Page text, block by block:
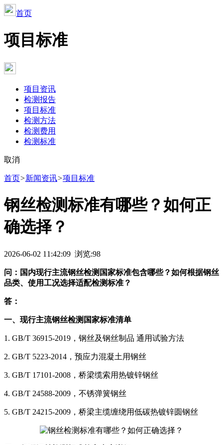
首页
项目标准
项目资讯
检测报告
项目标准
检测方法
检测费用
检测标准
取消
首页>新闻资讯>项目标准
钢丝检测标准有哪些？如何正
确选择？
2026-06-02 11:42:09 浏览:98
问：国内现行主流钢丝检测国家标准包含哪些？如何根据钢丝
品类、使用工况选择适配检测标准？
答：
一、现行主流钢丝检测国家标准清单
1. GB/T 36915-2019，钢丝及钢丝制品 通用试验方法
2. GB/T 5223-2014，预应力混凝土用钢丝
3. GB/T 17101-2008，桥梁缆索用热镀锌钢丝
4. GB/T 24588-2009，不锈弹簧钢丝
5. GB/T 24215-2009，桥梁主缆缠绕用低碳热镀锌圆钢丝